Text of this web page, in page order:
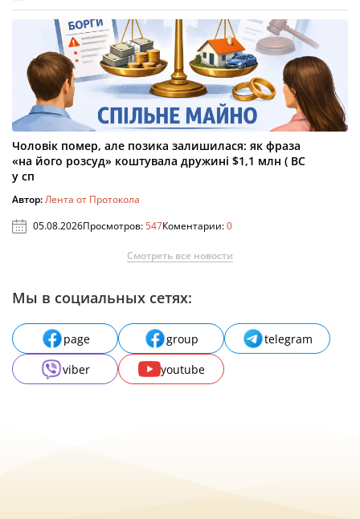
Чоловік помер, але позика залишилася: як фраза
«на його розсуд» коштувала дружині $1,1 млн ( ВС
у сп
Автор:Лента от Протокола
05.08.2026Просмотров:547Коментарии:0
Смотреть все новости
Мы в социальных сетях:
page group
telegram
viber
youtube